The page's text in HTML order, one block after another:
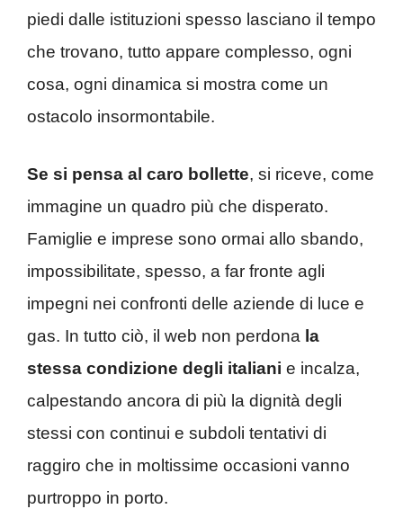
piedi dalle istituzioni spesso lasciano il tempo
che trovano, tutto appare complesso, ogni
cosa, ogni dinamica si mostra come un
ostacolo insormontabile.
Se si pensa al caro bollette, si riceve, come
immagine un quadro più che disperato.
Famiglie e imprese sono ormai allo sbando,
impossibilitate, spesso, a far fronte agli
impegni nei confronti delle aziende di luce e
gas. In tutto ciò, il web non perdona la
stessa condizione degli italiani e incalza,
calpestando ancora di più la dignità degli
stessi con continui e subdoli tentativi di
raggiro che in moltissime occasioni vanno
purtroppo in porto.